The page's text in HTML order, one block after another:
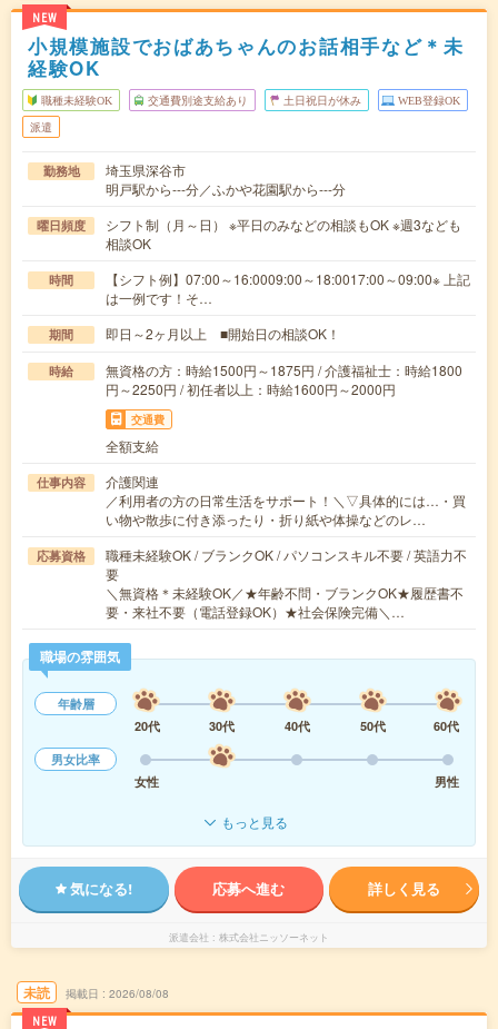
NEW
小規模施設でおばあちゃんのお話相手など＊未
経験OK
職種未経験OK 交通費別途支給あり 土日祝日が休み WEB登録OK
派遣
勤務地
埼玉県深谷市
明戸駅から---分／ふかや花園駅から---分
曜日頻度
シフト制（月～日） ※平日のみなどの相談もOK ※週3なども
相談OK
時間
【シフト例】07:00～16:0009:00～18:0017:00～09:00※ 上記
は一例です！そ…
期間 即日～2ヶ月以上 ■開始日の相談OK！
時給
無資格の方：時給1500円～1875円 / 介護福祉士：時給1800
円～2250円 / 初任者以上：時給1600円～2000円
交通費
全額支給
仕事内容
介護関連
／利用者の方の日常生活をサポート！＼▽具体的には…・買
い物や散歩に付き添ったり・折り紙や体操などのレ…
応募資格
職種未経験OK / ブランクOK / パソコンスキル不要 / 英語力不
要
＼無資格＊未経験OK／★年齢不問・ブランクOK★履歴書不
要・来社不要（電話登録OK）★社会保険完備＼…
職場の雰囲気
年齢層
20代
30代 40代 50代
60代
男女比率
女性
男性
もっと見る
気になる! 応募へ進む 詳しく見る
派遣会社 株式会社ニッソーネット
未読
NEW
掲載日 2026/08/08